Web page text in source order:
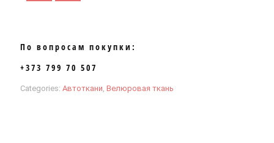
По вопросам покупки:
+373 799 70 507
Categories: Автоткани, Велюровая ткань